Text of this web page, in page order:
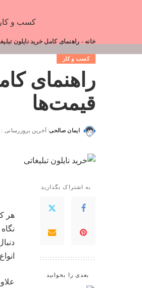
کسب و کار
خانه - راهنمای کامل خرید نایلون
کسب و کار
راهنمای
قیمت‌ها
ایمان صالحی آخرین بروزرسانی : مهر ۲۴,
به اشتراک بگذارید
بعدی را بخوانید
هر